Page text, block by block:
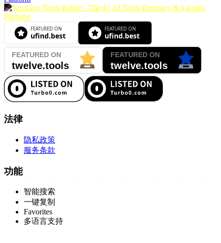
法律
隐私政策
服务条款
功能
智能搜索
一键复制
Favorites
多语言支持